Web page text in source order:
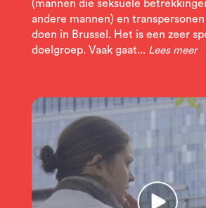
(mannen die seksuele
andere mannen) en
doen in Brussel. Het is een zeer
doelgroep. Vaak gaat... Lees meer